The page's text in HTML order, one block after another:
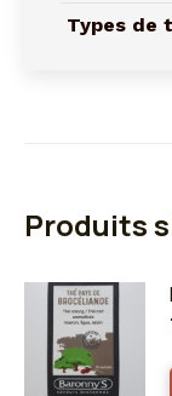
Types de
Produits